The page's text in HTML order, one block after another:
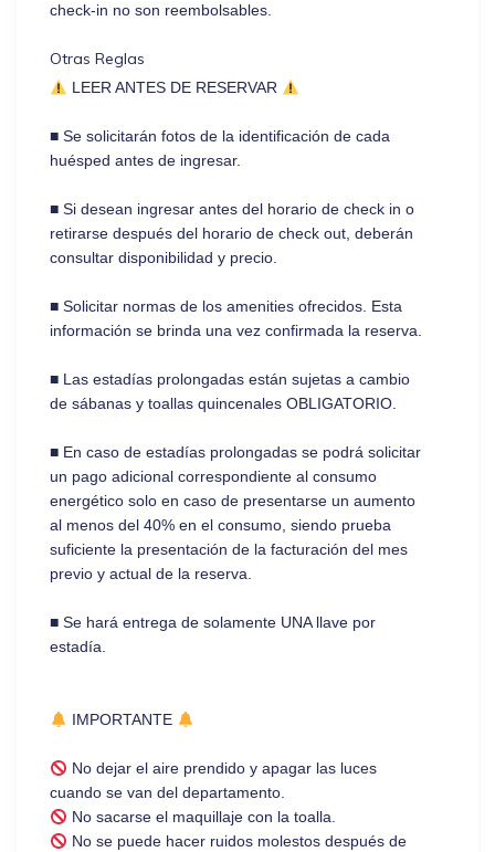
check-in no son reembolsables.
Otras Reglas
LEER ANTES DE RESERVAR
■ Se solicitarán fotos de la identificación de cada
huésped antes de ingresar.
■ Si desean ingresar antes del horario de check in o
retirarse después del horario de check out, deberán
consultar disponibilidad y precio.
■ Solicitar normas de los amenities ofrecidos. Esta
información se brinda una vez confirmada la reserva.
■ Las estadías prolongadas están sujetas a cambio
de sábanas y toallas quincenales OBLIGATORIO.
■ En caso de estadías prolongadas se podrá solicitar
un pago adicional correspondiente al consumo
energético solo en caso de presentarse un aumento
al menos del 40% en el consumo, siendo prueba
suficiente la presentación de la facturación del mes
previo y actual de la reserva.
■ Se hará entrega de solamente UNA llave por
estadía.
IMPORTANTE
No dejar el aire prendido y apagar las luces
cuando se van del departamento.
No sacarse el maquillaje con la toalla.
No se puede hacer ruidos molestos después de